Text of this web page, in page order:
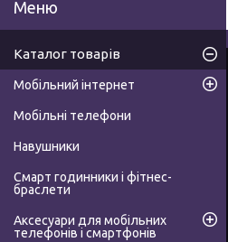
Каталог товарів
Мобільний інтернет
Мобільні телефони
Навушники
Смарт годинники і фітнес-
браслети
Аксесуари для мобільних
телефонів і смартфонів